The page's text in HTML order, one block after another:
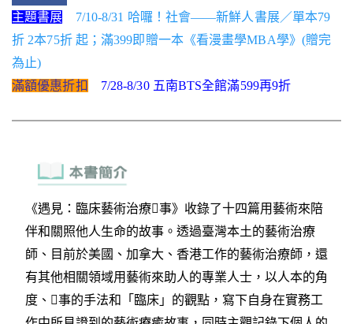
主題書展
7/10-8/31 哈囉！社會——新鮮人書展／單本79
折 2本75折 起；滿399即贈一本《看漫畫學MBA學》(贈完
為止)
滿額優惠折扣
7/28-8/30 五南BTS全館滿599再9折